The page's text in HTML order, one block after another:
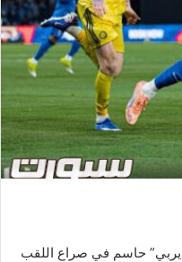
حاسم في صراع اللقب